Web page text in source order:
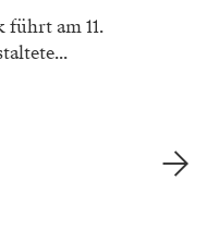
am 11.